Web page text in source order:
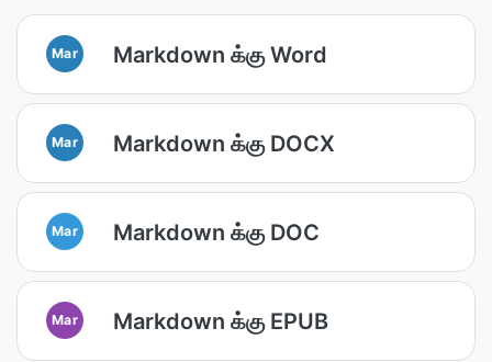
Mar Markdown க்கு Word
Mar Markdown க்கு DOCX
Mar Markdown க்கு DOC
Mar Markdown க்கு EPUB